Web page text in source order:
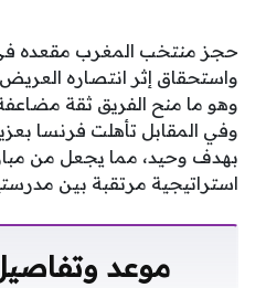
حجز منتخب المغرب مقعده في
واستحقاق إثر انتصاره العريض
وهو ما منح الفريق ثقة مضاعفة
وفي المقابل تأهلت فرنسا
بهدف وحيد، مما يجعل من
استراتيجية مرتقبة بين
موعد